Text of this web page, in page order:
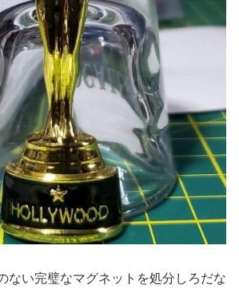
ない完璧なマグネットを処分しろだな